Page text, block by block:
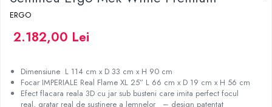
ERGO
2.182,00 Lei
Dimensiune L 114 cm x D 33 cm x H 90 cm
Focar IMPERIALE Real Flame XL 25” L 66 cm x D 19 cm x H 56 cm
Efect flacara reala 3D cu jar sub busteni care imita perfect focul
real, gratar real de sustinere a lemnelor – design patentat